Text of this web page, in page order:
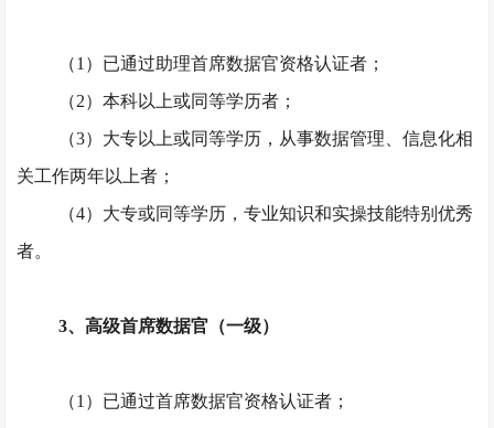
（1）已通过助理首席数据官资格认证者；
（2）本科以上或同等学历者；
（3）大专以上或同等学历，从事数据管理、信息化相
关工作两年以上者；
（4）大专或同等学历，专业知识和实操技能特别优秀
者。
3、高级首席数据官（一级）
（1）已通过首席数据官资格认证者；